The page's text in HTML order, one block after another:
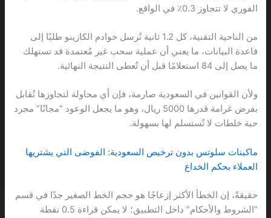
الفوري لا تتجاوز 0.3٪ في الواقع.
من الناحية التقنية، كل 1.2 ثانية تُرسل خوادم الكازينو طلبًا إلى
قاعدة البيانات، ما يعني أن عملية سحب غير مُعتمدة قد تستهلك
ما يصل إلى 84 استعلامًا قبل أن تُعطى النتيجة النهائية.
ولأن القوانين في السعودية صارمة، فإن أي محاولة لتجاوزها تُقابل
بفرض غرامة قدرها 5000 ريال، وهو ما يجعل الوعود “مجانًا” مجرد
حبة خلطات لا تُستسلم لها بسهولة.
ماكينات سلوتس بدون ترخيص السعودية: الفوضى التي يشتريها
العملاء بحكم الخداع
حقيقةً، إن الخطأ الأكثر إزعاجًا هو حجم الخط الصغير جدًا في قسم
“الشروط والأحكام” داخل التطبيق؛ لا يمكن قراءة 0.5 نقطة